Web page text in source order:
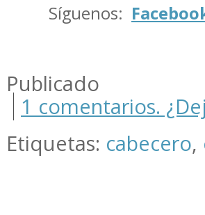
Síguenos:
Publicado
1 comentarios.
Etiquetas: cabecero,